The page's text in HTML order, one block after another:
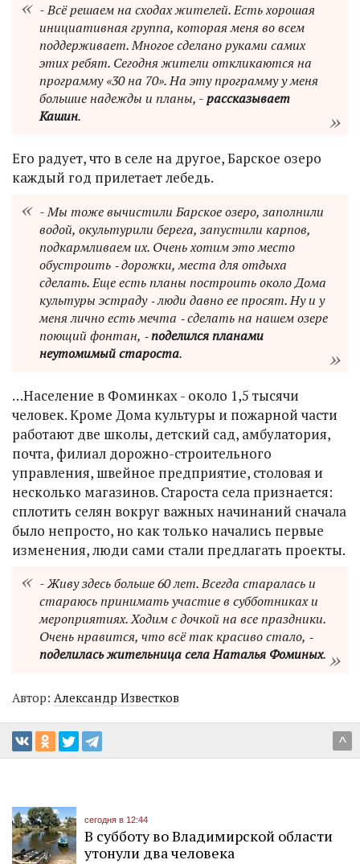
- Всё решаем на сходах жителей. Есть хорошая
инициативная группа, которая меня во всем
поддерживает. Многое сделано руками самих
этих ребят. Сегодня жители откликаются на
программу «30 на 70». На эту программу у меня
большие надежды и планы, -рассказывает
Кашин.
Его радует, что в селе на другое, Барское озеро
каждый год прилетает лебедь.
- Мы тоже вычистили Барское озеро, заполнили
водой, окультурили берега, запустили карпов,
подкармливаем их. Очень хотим это место
обустроить ‑ дорожки, места для отдыха
сделать. Еще есть планы построить около Дома
культуры эстраду ‑ люди давно ее просят. Ну и у
меня лично есть мечта ‑ сделать на нашем озере
поющий фонтан, ‑поделился планами
неутомимый староста.
…Население в Фоминках - около 1,5 тысячи
человек. Кроме Дома культуры и пожарной части
работают две школы, детский сад, амбулатория,
почта, филиал дорожно-строительного
управления, швейное предприятие, столовая и
несколько магазинов. Староста села признается:
сплотить селян вокруг важных начинаний сначала
было непросто, но как только начались первые
изменения, люди сами стали предлагать проекты.
- Живу здесь больше 60 лет. Всегда старалась и
стараюсь принимать участие в субботниках и
мероприятиях. Ходим с дочкой на все праздники.
Очень нравится, что всё так красиво стало, ‑
поделилась жительница села Наталья Фоминых.
Автор: Александр Известков
^
сегодня в 12:44
В субботу во Владимирской области
утонули два человека